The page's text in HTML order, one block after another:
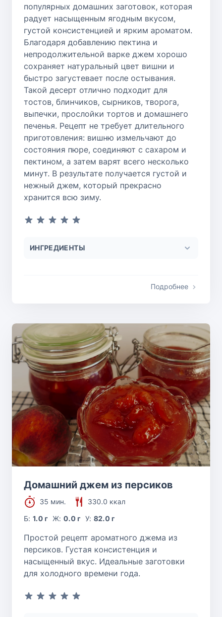
популярных домашних заготовок, которая
радует насыщенным ягодным вкусом,
густой консистенцией и ярким ароматом.
Благодаря добавлению пектина и
непродолжительной варке джем хорошо
сохраняет натуральный цвет вишни и
быстро загустевает после остывания.
Такой десерт отлично подходит для
тостов, блинчиков, сырников, творога,
выпечки, прослойки тортов и домашнего
печенья. Рецепт не требует длительного
приготовления: вишню измельчают до
состояния пюре, соединяют с сахаром и
пектином, а затем варят всего несколько
минут. В результате получается густой и
нежный джем, который прекрасно
хранится всю зиму.
ИНГРЕДИЕНТЫ
Подробнее
Домашний джем из персиков
35 мин.
330.0 ккал
Б:1.0 г Ж: 0.0 г У: 82.0 г
Простой рецепт ароматного джема из
персиков. Густая консистенция и
насыщенный вкус. Идеальные заготовки
для холодного времени года.